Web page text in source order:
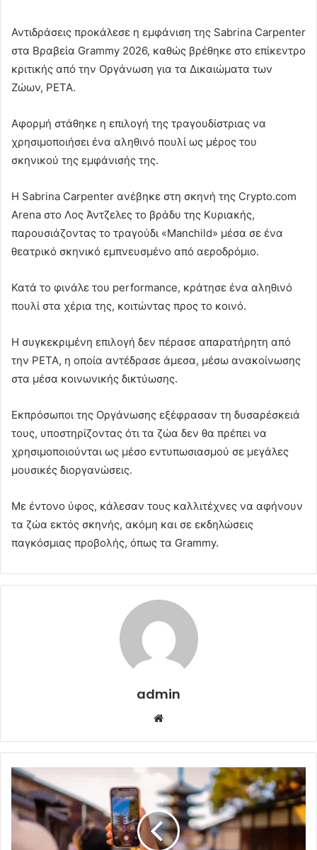
Αντιδράσεις προκάλεσε η εμφάνιση της Sabrina Carpenter
στα Βραβεία Grammy 2026, καθώς βρέθηκε στο επίκεντρο
κριτικής από την Οργάνωση για τα Δικαιώματα των
Ζώων, PETA.
Αφορμή στάθηκε η επιλογή της τραγουδίστριας να
χρησιμοποιήσει ένα αληθινό πουλί ως μέρος του
σκηνικού της εμφάνισής της.
Η Sabrina Carpenter ανέβηκε στη σκηνή της Crypto.com
Arena στο Λος Άντζελες το βράδυ της Κυριακής,
παρουσιάζοντας το τραγούδι «Manchild» μέσα σε ένα
θεατρικό σκηνικό εμπνευσμένο από αεροδρόμιο.
Κατά το φινάλε τoυ performance, κράτησε ένα αληθινό
πουλί στα χέρια της, κοιτώντας προς το κοινό.
Η συγκεκριμένη επιλογή δεν πέρασε απαρατήρητη από
την PETA, η οποία αντέδρασε άμεσα, μέσω ανακοίνωσης
στα μέσα κοινωνικής δικτύωσης.
Εκπρόσωποι της Οργάνωσης εξέφρασαν τη δυσαρέσκειά
τους, υποστηρίζοντας ότι τα ζώα δεν θα πρέπει να
χρησιμοποιούνται ως μέσο εντυπωσιασμού σε μεγάλες
μουσικές διοργανώσεις.
Με έντονο ύφος, κάλεσαν τους καλλιτέχνες να αφήνουν
τα ζώα εκτός σκηνής, ακόμη και σε εκδηλώσεις
παγκόσμιας προβολής, όπως τα Grammy.
admin